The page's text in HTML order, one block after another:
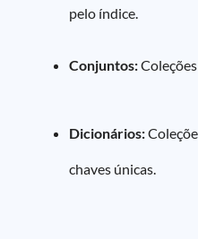
pelo índice.
Conjuntos:
Dicionários:
chaves únicas.